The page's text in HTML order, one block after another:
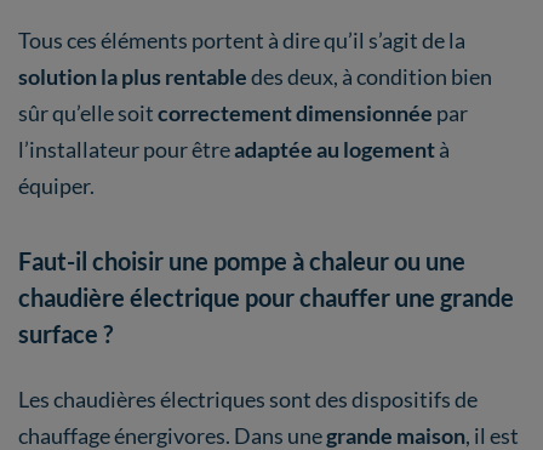
Tous ces éléments portent à dire qu’il s’agit de la
solution la plus rentabledes deux, à condition bien
sûr qu’elle soitcorrectement dimensionnée par
l’installateur pour êtreadaptée au logementà
équiper.
Faut-il choisir une pompe à chaleur ou une
chaudière électrique pour chauffer une grande
surface ?
Les chaudières électriques sont des dispositifs de
chauffage énergivores. Dans unegrande maison, il est